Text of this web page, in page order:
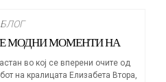
БЛОГ
МОДНИ МОМЕНТИ НА
ЕЛИЗАБЕТА
во кој се вперени очите од
на кралицата Елизабета Втора,